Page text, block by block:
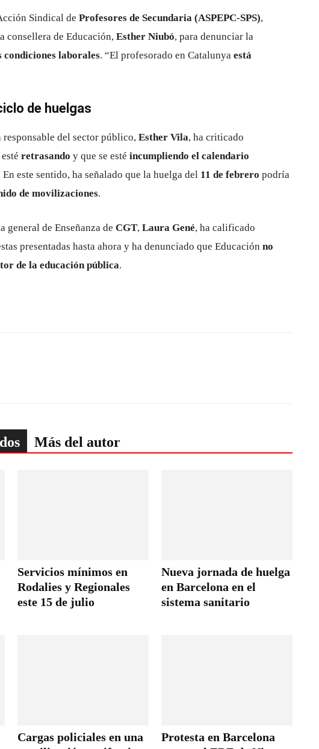
Sindical de Profesores de Secundaria (ASPEPC-SPS),
consellera de Educación, Esther Niubó, para denunciar la
condiciones laborales. “El profesorado en Catalunya está
de huelgas
responsable del sector público, Esther Vila, ha criticado
retrasando y que se esté incumpliendo el calendario
este sentido, ha señalado que la huelga del 11 de febrero podría
de movilizaciones.
general de Enseñanza de CGT, Laura Gené, ha calificado
presentadas hasta ahora y ha denunciado que Educación no
de la educación pública.
Más del autor
Servicios mínimos en
Rodalies y Regionales
este 15 de julio
Nueva jornada de huelga
en Barcelona en el
sistema sanitario
Cargas policiales en una
Protesta en Barcelona